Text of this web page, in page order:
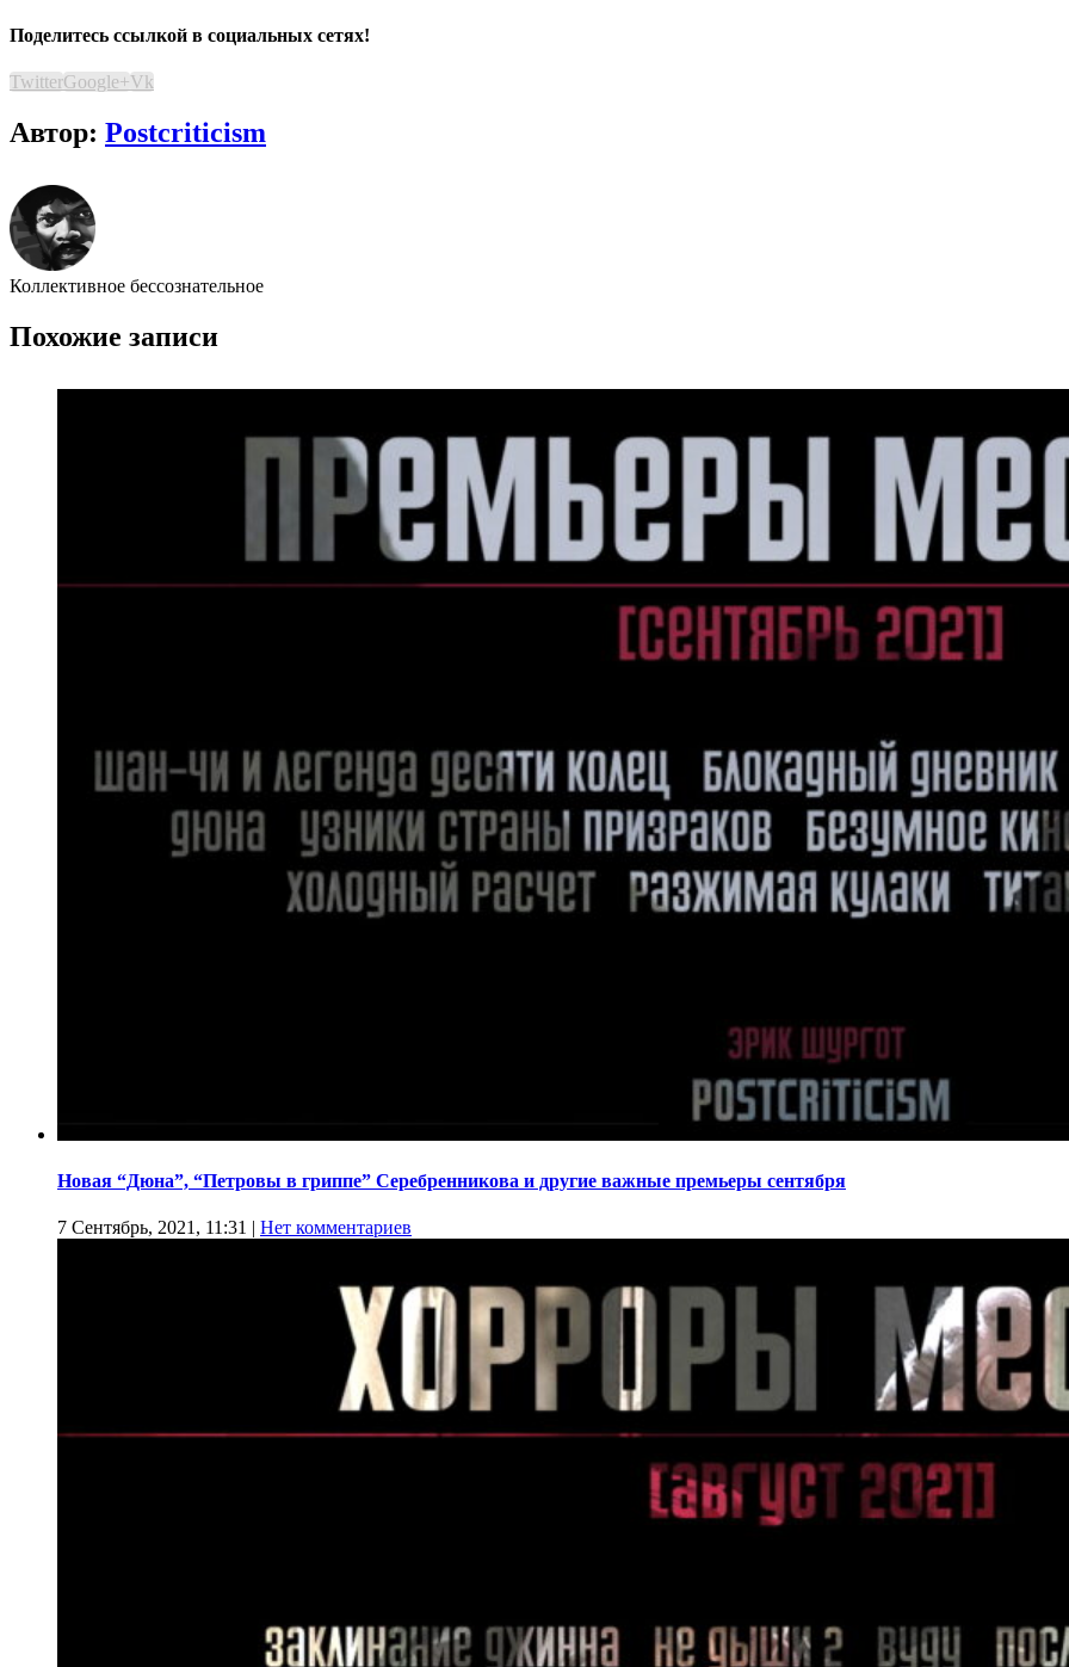
Поделитесь ссылкой в социальных сетях!
TwitterGoogle+Vk
Автор: Postcriticism
Коллективное бессознательное
Похожие записи
Новая “Дюна”, “Петровы в гриппе” Серебренникова и другие важные премьеры сентября
7 Сентябрь, 2021, 11:31 | Нет комментариев